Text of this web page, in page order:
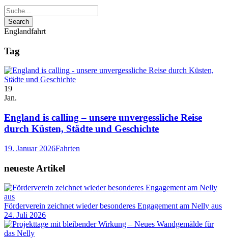
Englandfahrt
Tag
19
Jan.
England is calling – unsere unvergessliche Reise
durch Küsten, Städte und Geschichte
19. Januar 2026Fahrten
neueste Artikel
Förderverein zeichnet wieder besonderes Engagement am Nelly aus
24. Juli 2026